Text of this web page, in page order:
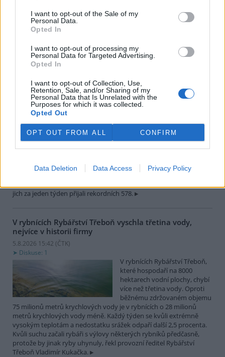
I want to opt-out of the Sale of my
Personal Data.
Opted In
I want to opt-out of processing my
Personal Data for Targeted Advertising.
Opted In
I want to opt-out of Collection, Use,
Retention, Sale, and/or Sharing of my
Personal Data that Is Unrelated with the
Purposes for which it was collected.
Opted Out
OPT OUT FROM ALL CONFIRM
Data Deletion Data Access Privacy Policy
pobřežní stráž s policií zabavily
jejich loď, která pronásledovala velrybářské plavidlo. Pasažéři lodi
patřící nadaci kanadsko-amerického ekologického aktivisty Paula
Watsona jsou od té doby zadržováni v Reykjavíku. Sám Watson na
palubě nebyl. Píše o tom agentura AFP s odvoláním na islandskou
policii.
Záchranná stanice v Praze přijímá kvůli vedrům více
volně žijících zvířat
5.8.2026 17:40 | PRAHA (
teplotám pracovníci pražské
záchranné stanice pro volně
žijící živočichy přijímají více
dehydratovaná a vysílená mláďata ptáků nebo veverek. ČTK to
sdělila mluvčí stanice Petra Fišerová. Během současné vlny veder
jich za jeden týden přijali rekordních 578.
V rybnících Rybářství Třeboň vyschla třetina vody,
nejvíce v historii firmy
5.8.2026 15:42 (ČTK)
Diskuse: 1
V rybnících Rybářství Třeboň,
které hospodaří na 8000
hektarech vodní plochy, chybí
více než třetina vody. Oproti
běžnému zdržovaném objemu
75 milionů metrů krychlových vody je v rybnících o 28 milionů
metrů krychlových vody méně. Každý týden se kvůli extrémně
vysokým teplotám a nedostatku srážek odpaří další 2,5 procenta.
Kvůli suchu začali rybáři s výlovy některých rybníků předčasně,
protože by jinak ryby uhynuly, řekl provozní ředitel Rybářství
Třeboň Vladimír Kukačka.